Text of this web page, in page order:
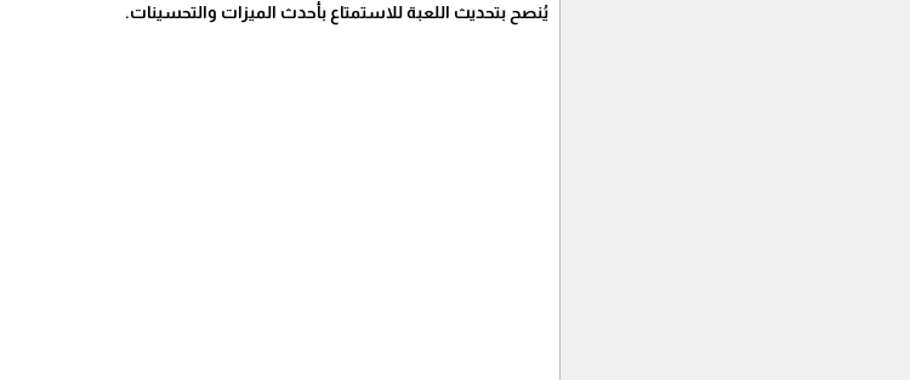
يُنصح بتحديث اللعبة للاستمتاع بأحدث الميزات والتحسينات.